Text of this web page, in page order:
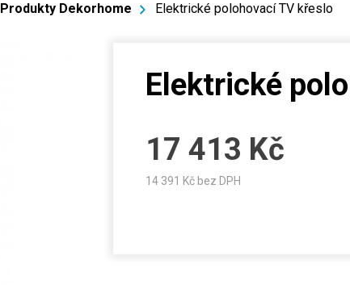
Produkty Dekorhome Elektrické polohovací TV křeslo
Elektrické
17 413 Kč
14 391 Kč bez DPH